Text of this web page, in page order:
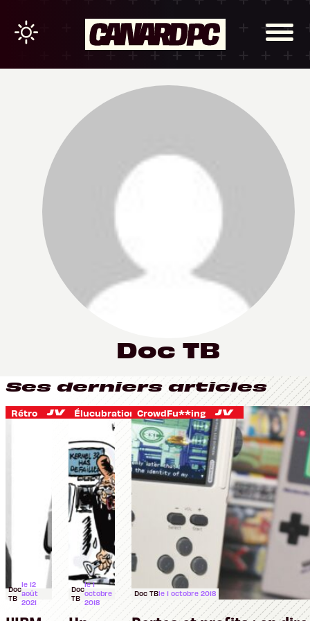
Doc TB
Ses derniers articles
Rétro
Doc
TB
le 12
août
2021
Élucubrations
Doc
TB
le 1
octobre
2018
CrowdFu**ing
Doc TBle 1 octobre 2018